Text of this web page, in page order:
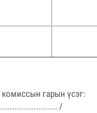
комиссын гарын үсэг:
/